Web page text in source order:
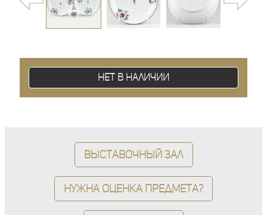
Нет в наличии
Выставочный зал
Нужна оценка предмета?